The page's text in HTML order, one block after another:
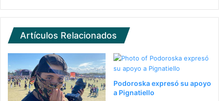
Artículos Relacionados
Podoroska expresó su apoyo
a Pignatiello